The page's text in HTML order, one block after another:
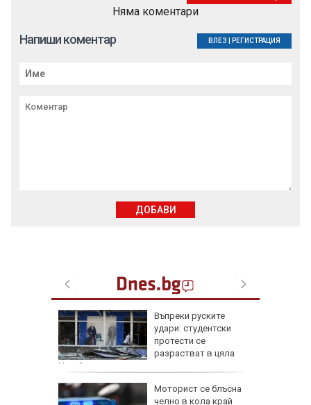
Въпреки руските
удари: студентски
протести се
разрастват в цяла
Украйна
Моторист се блъсна
челно в кола край
Няма коментари
Напиши коментар ВЛЕЗ РЕГИСТРАЦИЯ
ДОБАВИ